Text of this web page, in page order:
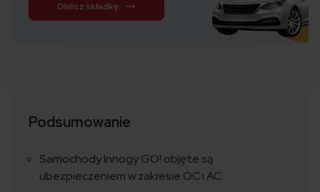
Oblicz składkę
Podsumowanie
Samochody Innogy GO! objęte są
ubezpieczeniem w zakresie OC i AC.